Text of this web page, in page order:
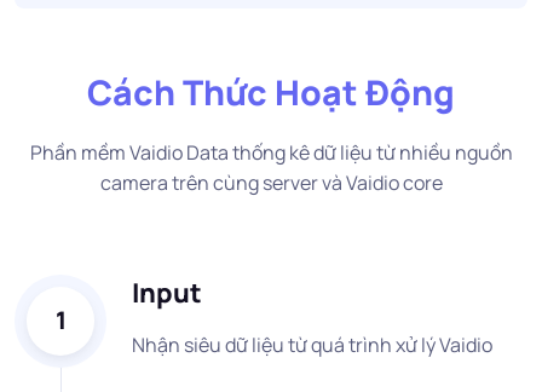
Cách Thức Hoạt Động
Phần mềm Vaidio Data thống kê dữ liệu từ nhiều nguồn
camera trên cùng server và Vaidio core
1
Input
Nhận siêu dữ liệu từ quá trình xử lý Vaidio